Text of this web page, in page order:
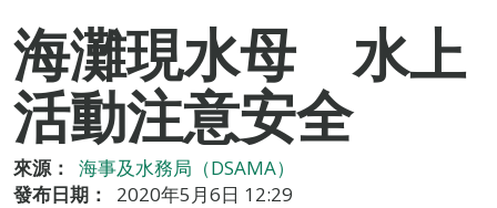
海灘現水母 水上
活動注意安全
來源：
海事及水務局（DSAMA）
發布日期：
2020年5月6日 12:29